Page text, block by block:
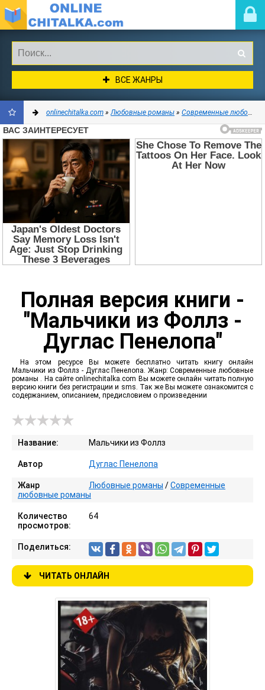
ВСЕ ЖАНРЫ
ДОБАВИТЬ
В
ЗАКЛАДКИ
onlinechitalka.com »Любовные романы » Современные любовные романы
Полная версия книги -
"Мальчики из Фоллз -
Дуглас Пенелопа"
На этом ресурсе Вы можете бесплатно читать книгу онлайн
Мальчики из Фоллз - Дуглас Пенелопа. Жанр: Современные любовные
романы . На сайте onlinechitalka.com Вы можете онлайн читать полную
версию книги без регистрации и sms. Так же Вы можете ознакомится с
содержанием, описанием, предисловием о произведении
Название: Мальчики из Фоллз
Автор Дуглас Пенелопа
Жанр Любовные романы /Современные
любовные романы
Количество
просмотров:
64
Поделиться:
ЧИТАТЬ ОНЛАЙН